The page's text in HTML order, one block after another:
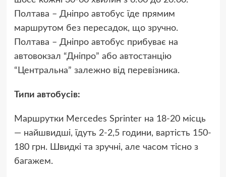
Полтава – Дніпро автобус їде прямим
маршрутом без пересадок, що зручно.
Полтава – Дніпро автобус прибуває на
автовокзал “Дніпро” або автостанцію
“Центральна” залежно від перевізника.
Типи автобусів:
Маршрутки Mercedes Sprinter на 18-20 місць
— найшвидші, їдуть 2-2,5 години, вартість 150-
180 грн. Швидкі та зручні, але часом тісно з
багажем.